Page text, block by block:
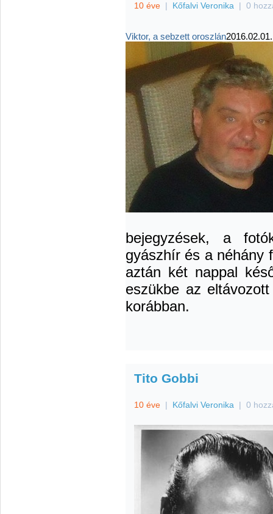
10 éve | Kőfalvi Veronika | 0
Viktor, a sebzett oroszlán
bejegyzések, a
gyászhír és a néhány
aztán két nappal
eszükbe az
korábban.
Tito Gobbi
10 éve | Kőfalvi Veronika | 0